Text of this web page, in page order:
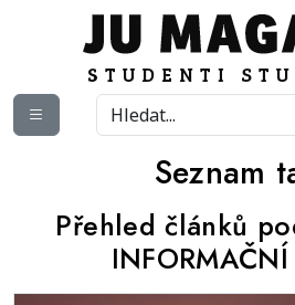
Seznam
Přehled článků